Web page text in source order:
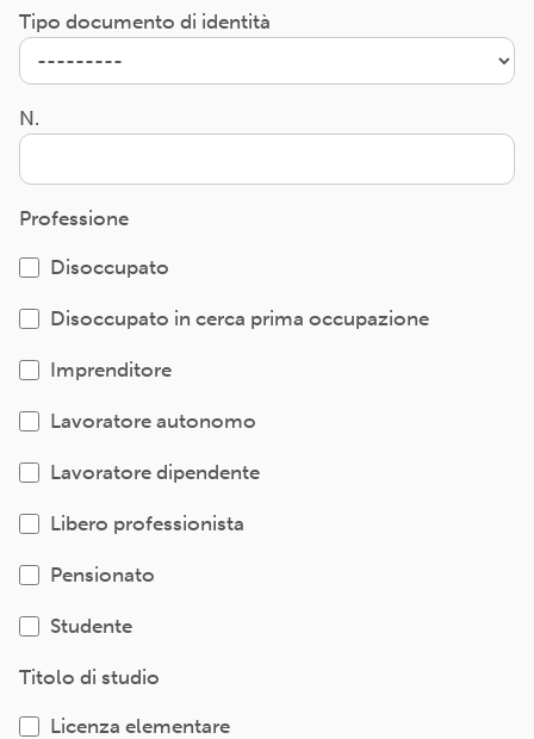
Tipo documento di identità
N.
Professione
Disoccupato
Disoccupato in cerca prima occupazione
Imprenditore
Lavoratore autonomo
Lavoratore dipendente
Libero professionista
Pensionato
Studente
Titolo di studio
Licenza elementare